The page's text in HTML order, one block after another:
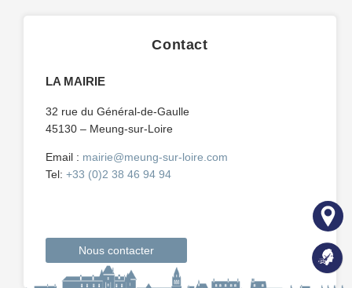
Contact
LA MAIRIE
32 rue du Général-de-Gaulle
45130 – Meung-sur-Loire
Email : mairie@meung-sur-loire.com
Tel: +33 (0)2 38 46 94 94
Nous contacter